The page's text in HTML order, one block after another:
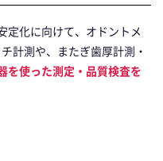
定化に向けて、オドントメ
計測や、またぎ歯厚計測・
を使った測定・品質検査を